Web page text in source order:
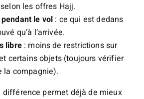
les offres Hajj.
pendant le vol : ce qui est dedans
qu’à l’arrivée.
libre: moins de restrictions sur
certains objets (toujours vérifier
la compagnie).
différence permet déjà de mieux